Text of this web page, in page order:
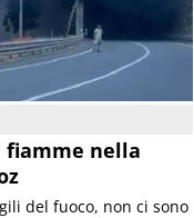
fiamme nella
del fuoco, non ci sono